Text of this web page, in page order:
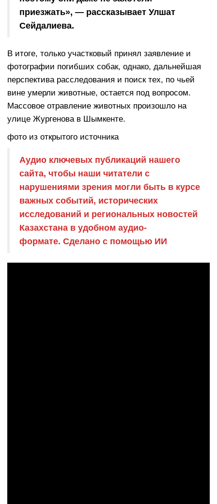
приезжать», — рассказывает Улшат
Сейдалиева.
В итоге, только участковый принял заявление и
фотографии погибших собак, однако, дальнейшая
перспектива расследования и поиск тех, по чьей
вине умерли животные, остается под вопросом.
Массовое отравление животных произошло на
улице Жургенова в Шымкенте.
фото из открытого источника
Аудио ключевых публикаций нашего
сайта, чтобы наши читатели с
нарушениями зрения могли быть в курсе
важных событий, исторических
исследований и региональных новостей
Казахстана в удобном аудио-
формате. Сделано с помощью ИИ